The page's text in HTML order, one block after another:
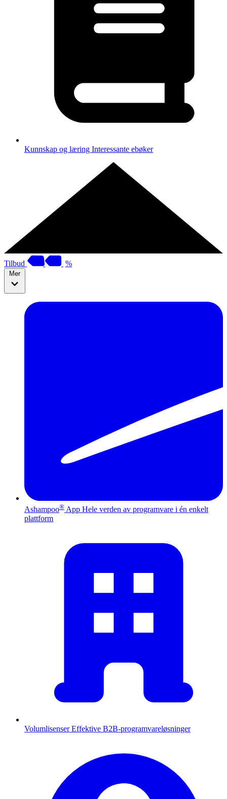
Kunnskap og læring Interessante ebøker
Tilbud %
Mer
Ashampoo® App Hele verden av programvare i én enkelt
plattform
Volumlisenser Effektive B2B-programvareløsninger